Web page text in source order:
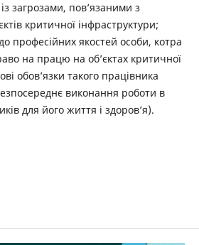
із загрозами, пов’язаними з
критичної інфраструктури;
професійних якостей особи, котра
на працю на об’єктах критичної
обов’язки такого працівника
виконання роботи в
для його життя і здоров’я).